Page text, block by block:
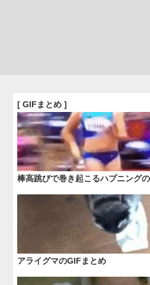
[ GIFまとめ ]
棒高跳びで巻き起こるハプニング
アライグマのGIFまとめ